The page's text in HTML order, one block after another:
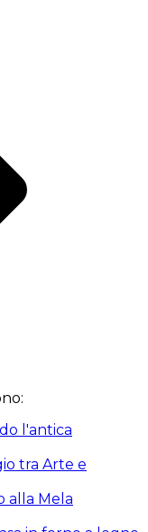
l'antica
tra Arte e
alla Mela